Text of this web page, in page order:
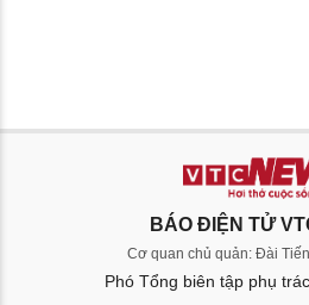
BÁO ĐIỆN TỬ
Cơ quan chủ quản: Đài
Phó Tổng biên tập phụ